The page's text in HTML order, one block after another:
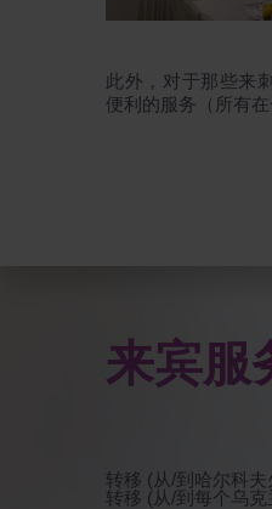
此外，对于那些来
便利的服务（所有
来宾服
转移 (从/到哈尔科夫
转移 (从/到每个乌